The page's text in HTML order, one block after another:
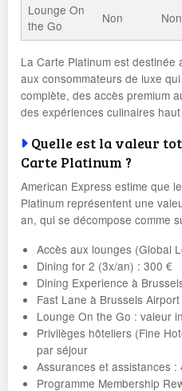
Lounge On
the Go
Non Non
La Carte Platinum est
aux consommateurs de luxe
complète, des accès premium
des expériences culinaires
Quelle est la valeur
Carte Platinum ?
American Express estime que
Platinum représentent une
an, qui se décompose comme
Accès aux lounges (Global
Dining for 2 (3x/an) : 300 €
Dining Experience à
Fast Lane à Brussels
Lounge On the Go : valeur
Privilèges hôteliers (Fine
par séjour
Assurances et assistances :
Programme Membership